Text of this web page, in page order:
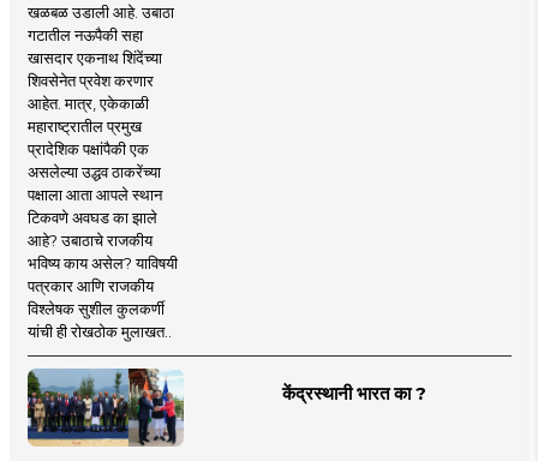
खळबळ उडाली आहे. उबाठा
गटातील नऊपैकी सहा
खासदार एकनाथ शिंदेंच्या
शिवसेनेत प्रवेश करणार
आहेत. मात्र, एकेकाळी
महाराष्ट्रातील प्रमुख
प्रादेशिक पक्षांपैकी एक
असलेल्या उद्धव ठाकरेंच्या
पक्षाला आता आपले स्थान
टिकवणे अवघड का झाले
आहे? उबाठाचे राजकीय
भविष्य काय असेल? याविषयी
पत्रकार आणि राजकीय
विश्लेषक सुशील कुलकर्णी
यांची ही रोखठोक मुलाखत..
केंद्रस्थानी भारत का ?